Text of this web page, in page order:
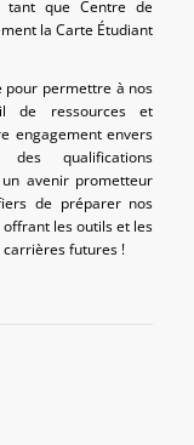
tant que Centre de
la Carte Étudiant
pour permettre à nos
de ressources et
engagement envers
qualifications
avenir prometteur
de préparer nos
les outils et les
futures !